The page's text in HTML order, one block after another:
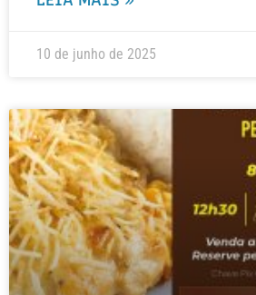
10 de junho de 2025